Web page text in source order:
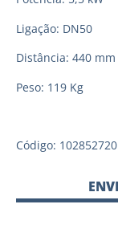
Ligação: DN50
Distância: 440 mm
Peso: 119 Kg
Código: 102852720